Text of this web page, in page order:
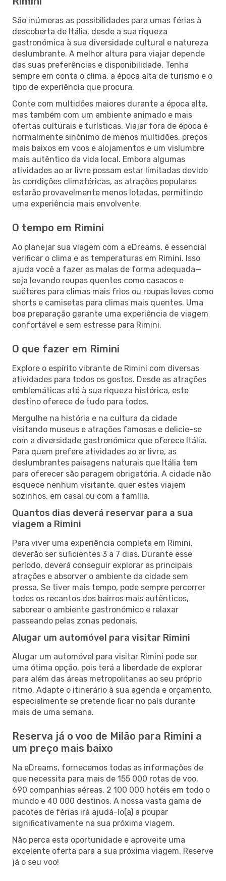
São inúmeras as possibilidades para umas férias à
descoberta de Itália, desde a sua riqueza
gastronómica à sua diversidade cultural e natureza
deslumbrante. A melhor altura para viajar depende
das suas preferências e disponibilidade. Tenha
sempre em conta o clima, a época alta de turismo e o
tipo de experiência que procura.
Conte com multidões maiores durante a época alta,
mas também com um ambiente animado e mais
ofertas culturais e turísticas. Viajar fora de época é
normalmente sinónimo de menos multidões, preços
mais baixos em voos e alojamentos e um vislumbre
mais autêntico da vida local. Embora algumas
atividades ao ar livre possam estar limitadas devido
às condições climatéricas, as atrações populares
estarão provavelmente menos lotadas, permitindo
uma experiência mais envolvente.
O tempo em Rimini
Ao planejar sua viagem com a eDreams, é essencial
verificar o clima e as temperaturas em Rimini. Isso
ajuda você a fazer as malas de forma adequada—
seja levando roupas quentes como casacos e
suéteres para climas mais frios ou roupas leves como
shorts e camisetas para climas mais quentes. Uma
boa preparação garante uma experiência de viagem
confortável e sem estresse para Rimini.
O que fazer em Rimini
Explore o espírito vibrante de Rimini com diversas
atividades para todos os gostos. Desde as atrações
emblemáticas até à sua riqueza histórica, este
destino oferece de tudo para todos.
Mergulhe na história e na cultura da cidade
visitando museus e atrações famosas e delicie-se
com a diversidade gastronómica que oferece Itália.
Para quem prefere atividades ao ar livre, as
deslumbrantes paisagens naturais que Itália tem
para oferecer são paragem obrigatória. A cidade não
esquece nenhum visitante, quer estes viajem
sozinhos, em casal ou com a família.
Quantos dias deverá reservar para a sua
viagem a Rimini
Para viver uma experiência completa em Rimini,
deverão ser suficientes 3 a 7 dias. Durante esse
período, deverá conseguir explorar as principais
atrações e absorver o ambiente da cidade sem
pressa. Se tiver mais tempo, pode sempre percorrer
todos os recantos dos bairros mais autênticos,
saborear o ambiente gastronómico e relaxar
passeando pelas zonas pedonais.
Alugar um automóvel para visitar Rimini
Alugar um automóvel para visitar Rimini pode ser
uma ótima opção, pois terá a liberdade de explorar
para além das áreas metropolitanas ao seu próprio
ritmo. Adapte o itinerário à sua agenda e orçamento,
especialmente se pretende ficar no país durante
mais de uma semana.
Reserva já o voo de Milão para Rimini a
um preço mais baixo
Na eDreams, fornecemos todas as informações de
que necessita para mais de 155 000 rotas de voo,
690 companhias aéreas, 2 100 000 hotéis em todo o
mundo e 40 000 destinos. A nossa vasta gama de
pacotes de férias irá ajudá-lo(a) a poupar
significativamente na sua próxima viagem.
Não perca esta oportunidade e aproveite uma
excelente oferta para a sua próxima viagem. Reserve
já o seu voo!